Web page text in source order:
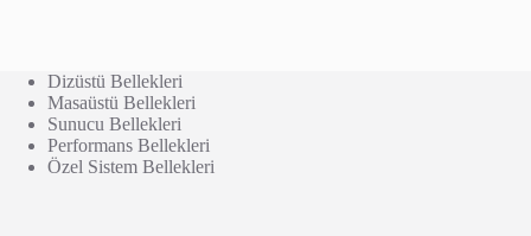
Dizüstü Bellekleri
Masaüstü Bellekleri
Sunucu Bellekleri
Performans Bellekleri
Özel Sistem Bellekleri